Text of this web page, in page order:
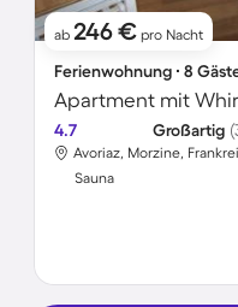
ab 246 € pro Nacht
Ferienwohnung ∙ 8
4.7 Großartig
Avoriaz, Morzine,
Sauna